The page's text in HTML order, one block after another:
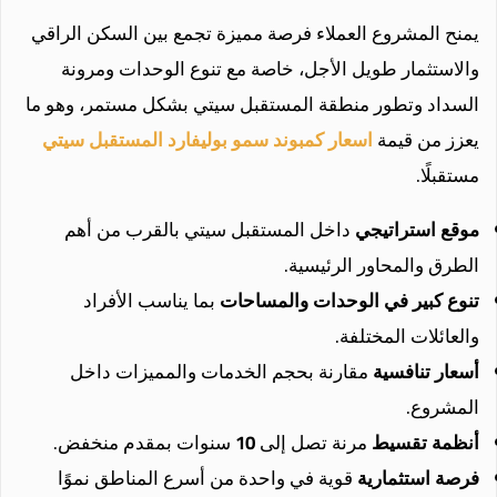
يمنح المشروع العملاء فرصة مميزة تجمع بين السكن الراقي
والاستثمار طويل الأجل، خاصة مع تنوع الوحدات ومرونة
السداد وتطور منطقة المستقبل سيتي بشكل مستمر، وهو ما
يعزز من قيمةاسعار كمبوند سمو بوليفارد المستقبل سيتي
مستقبلًا.
موقع استراتيجيداخل المستقبل سيتي بالقرب من أهم
الطرق والمحاور الرئيسية.
تنوع كبير في الوحدات والمساحاتبما يناسب الأفراد
والعائلات المختلفة.
أسعار تنافسيةمقارنة بحجم الخدمات والمميزات داخل
المشروع.
أنظمة تقسيطمرنة تصل إلى10سنوات بمقدم منخفض.
فرصة استثماريةقوية في واحدة من أسرع المناطق نموًا